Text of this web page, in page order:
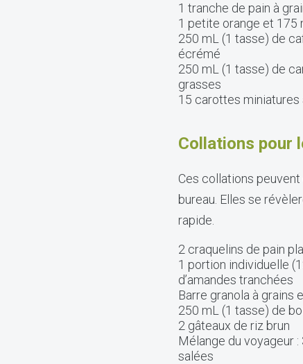
1 tranche de pain à
1 petite orange et 175
250 mL (1 tasse) de
écrémé
250 mL (1 tasse) de
grasses
15 carottes miniatures
Collations pour
Ces collations
bureau. Elles se
rapide.
2 craquelins de pain
1 portion individuelle
d’amandes tranchées
Barre granola à grains
250 mL (1 tasse) de
2 gâteaux de riz brun
Mélange du voyageur
salées